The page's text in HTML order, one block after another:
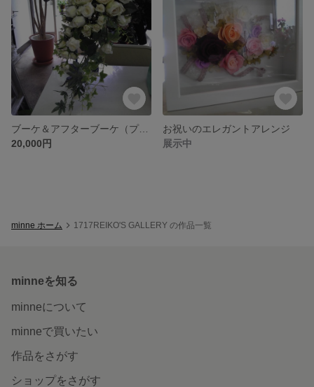
ブーケ＆アフターブーケ（プリザと造花）
20,000円
お祝いのエレガントアレンジ
展示中
minne ホーム 1717REIKO'S GALLERY の作品一覧
minneを知る
minneについて
minneで買いたい
作品をさがす
ショップをさがす